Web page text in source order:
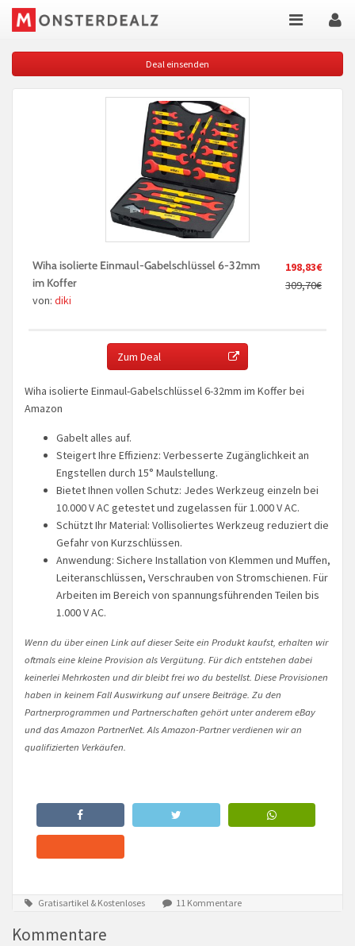
Deal einsenden
198,83€
309,70€
Wiha isolierte Einmaul-Gabelschlüssel 6-32mm
im Koffer
von: diki
Zum Deal
Wiha isolierte Einmaul-Gabelschlüssel 6-32mm im Koffer bei
Amazon
Gabelt alles auf.
Steigert Ihre Effizienz: Verbesserte Zugänglichkeit an
Engstellen durch 15° Maulstellung.
Bietet Ihnen vollen Schutz: Jedes Werkzeug einzeln bei
10.000 V AC getestet und zugelassen für 1.000 V AC.
Schützt Ihr Material: Vollisoliertes Werkzeug reduziert die
Gefahr von Kurzschlüssen.
Anwendung: Sichere Installation von Klemmen und Muffen,
Leiteranschlüssen, Verschrauben von Stromschienen. Für
Arbeiten im Bereich von spannungsführenden Teilen bis
1.000 V AC.
Wenn du über einen Link auf dieser Seite ein Produkt kaufst, erhalten wir
oftmals eine kleine Provision als Vergütung. Für dich entstehen dabei
keinerlei Mehrkosten und dir bleibt frei wo du bestellst. Diese Provisionen
haben in keinem Fall Auswirkung auf unsere Beiträge. Zu den
Partnerprogrammen und Partnerschaften gehört unter anderem eBay
und das Amazon PartnerNet. Als Amazon-Partner verdienen wir an
qualifizierten Verkäufen.
Gratisartikel & Kostenloses 11 Kommentare
Kommentare